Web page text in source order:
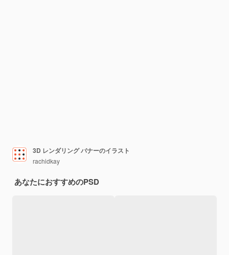
3D レンダリング バナーのイラスト
rachidkay
あなたにおすすめのPSD